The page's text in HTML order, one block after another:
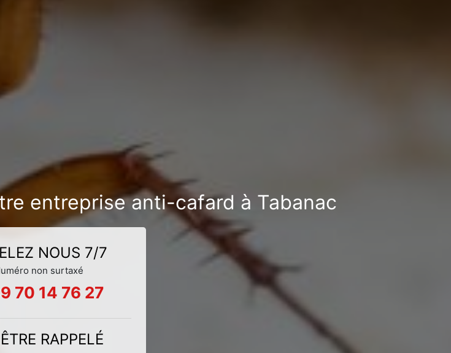
entreprise anti-cafard à Tabanac
NOUS 7/7
non surtaxé
70 14 76 27
RAPPELÉ